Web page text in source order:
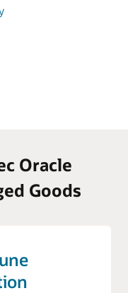
Oracle
Goods